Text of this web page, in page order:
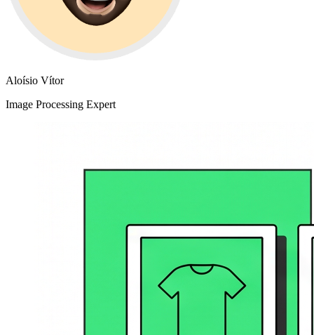
Aloísio Vítor
Image Processing Expert